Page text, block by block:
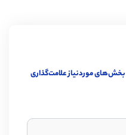
بخش‌های موردنیاز علامت‌گذاری